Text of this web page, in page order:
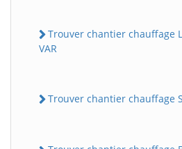
Trouver chantier chauffage
VAR
Trouver chantier chauffage